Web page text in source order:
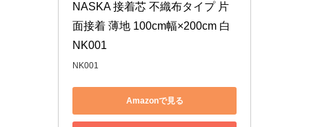
NASKA 接着芯 不織布タイプ 片
面接着 薄地 100cm幅×200cm 白
NK001
NK001
Amazonで見る